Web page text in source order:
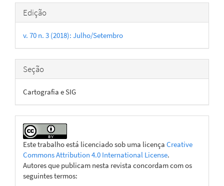
Detalhes
do
artigo
Edição
v. 70 n. 3 (2018): Julho/Setembro
Seção
Cartografia e SIG
Este trabalho está licenciado sob uma licença Creative
Commons Attribution 4.0 International License.
Autores que publicam nesta revista concordam com os
seguintes termos: